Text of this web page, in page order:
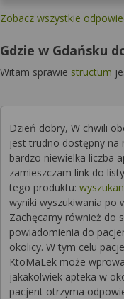
Zobacz wszystkie
Gdzie w Gdańsku
Witam sprawie structum
Dzień dobry, W chwili
jest trudno dostępny na
bardzo niewielka liczba
zamieszczam link do
tego produktu:
wyniki wyszukiwania po
Zachęcamy również do
powiadomienia do
okolicy. W tym celu
KtoMaLek może
jakakolwiek apteka w
pacjent otrzyma